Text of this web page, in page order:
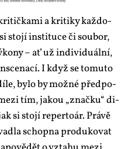
a kri­ti­ky kaž­do­
sto­jí in­sti­tu­ce či sou­bor,
– ať už in­di­vi­du­ál­ní,
I když se to­mu­to
by­lo by mož­né před­po­
tím, ja­kou „znač­ku“ di­
si sto­jí re­per­toár. Prá­vě
schop­na pro­du­ko­vat